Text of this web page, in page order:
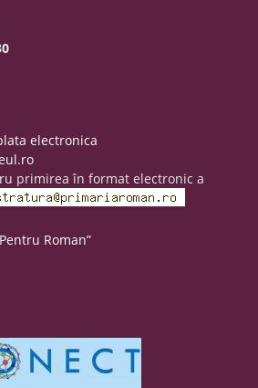
electronica
primirea în format electronic a
Roman”